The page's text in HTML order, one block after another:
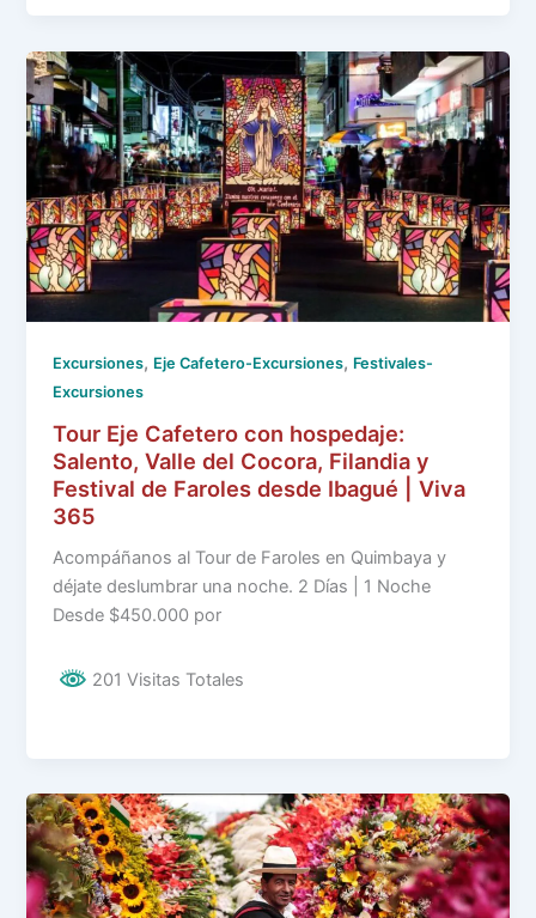
Excursiones, Eje Cafetero-Excursiones, Festivales-
Excursiones
Tour Eje Cafetero con hospedaje:
Salento, Valle del Cocora, Filandia y
Festival de Faroles desde Ibagué | Viva
365
Acompáñanos al Tour de Faroles en Quimbaya y
déjate deslumbrar una noche. 2 Días | 1 Noche
Desde $450.000 por
201 Visitas Totales